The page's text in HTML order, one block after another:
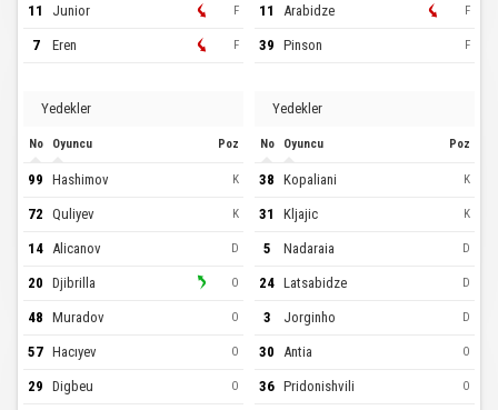
11 Junior F
7 Eren F
Yedekler
No Oyuncu Poz
99 Hashimov K
72 Quliyev K
14 Alicanov D
20 Djibrilla O
48 Muradov O
57 Hacıyev O
29 Digbeu O
11 Arabidze F
39 Pinson F
Yedekler
No Oyuncu Poz
38 Kopaliani K
31 Kljajic K
5 Nadaraia D
24 Latsabidze D
3 Jorginho D
30 Antia O
36 Pridonishvili O